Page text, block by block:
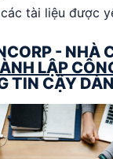
tài liệu được
- NHÀ
LẬP
TIN CẬY